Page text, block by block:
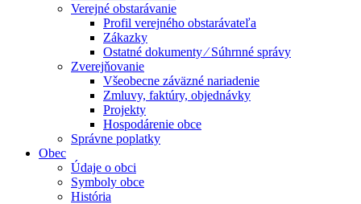
Verejné obstarávanie
Profil verejného obstarávateľa
Zákazky
Ostatné dokumenty ⁄ Súhrnné správy
Zverejňovanie
Všeobecne záväzné nariadenie
Zmluvy, faktúry, objednávky
Projekty
Hospodárenie obce
Správne poplatky
Obec
Údaje o obci
Symboly obce
História